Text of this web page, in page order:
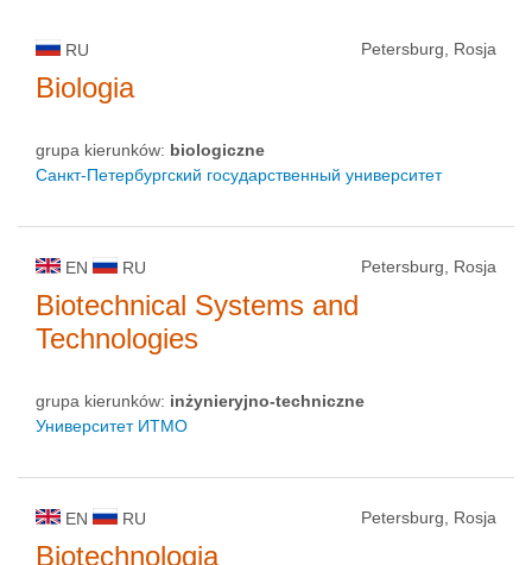
RU Petersburg, Rosja
Biologia
grupa kierunków: biologiczne
Санкт-Петербургский государственный университет
EN RU Petersburg, Rosja
Biotechnical Systems and
Technologies
grupa kierunków: inżynieryjno-techniczne
Университет ИТМО
EN RU Petersburg, Rosja
Biotechnologia